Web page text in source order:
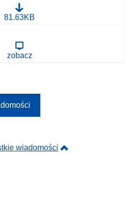
81.63KB
zobacz
wiadomości